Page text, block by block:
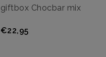
giftbox Chocbar mix
€22,95